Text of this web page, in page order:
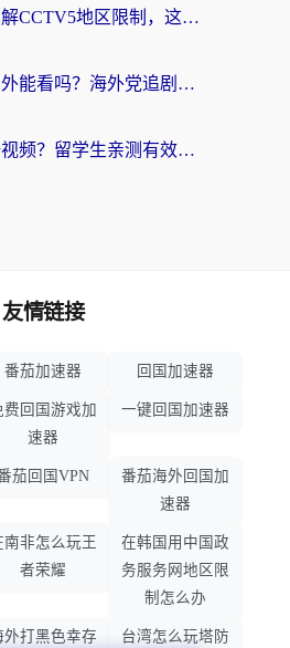
海外党必看：破解CCTV5地区限制，这样看欧洲杯奥运直播才够爽！
优酷缓存视频国外能看吗？海外党追剧看片的终极解决方案来了
海外怎么看优酷视频？留学生亲测有效的回国加速器选择指南
友情链接
番茄加速器 回国加速器
费回国游戏加
速器
一键回国加速器
茄回国VPN
番茄海外回国加
速器
南非怎么玩王
者荣耀
在韩国用中国政
务服务网地区限
制怎么办
外打黑色幸存 台湾怎么玩塔防